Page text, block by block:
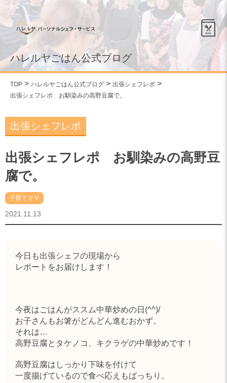
ハレルヤごはん公式ブログ
TOP ハレルヤごはん公式ブログ
出張シェフレポ
出張シェフレポ お馴染みの高野豆腐で。
出張シェフレポ お馴染みの高野豆
腐で。
出張シェフレポ
子育てママ
2021.11.13
今日も出張シェフの現場から
レポートをお届けします！
今夜はごはんがススム中華炒めの日(^^)/
お子さんもお箸がどんどん進むおかず。
それは…
高野豆腐とタケノコ、キクラゲの中華炒めです！
高野豆腐はしっかり下味を付けて
一度揚げているので食べ応えもばっちり。